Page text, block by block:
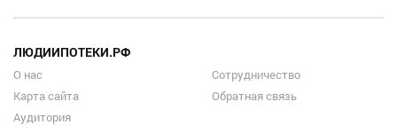
ЛЮДИИПОТЕКИ.РФ
О нас
Карта сайта
Аудитория
Сотрудничество
Обратная связь